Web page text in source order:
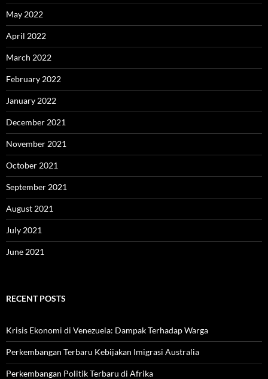
May 2022
April 2022
March 2022
February 2022
January 2022
December 2021
November 2021
October 2021
September 2021
August 2021
July 2021
June 2021
RECENT POSTS
Krisis Ekonomi di Venezuela: Dampak Terhadap Warga
Perkembangan Terbaru Kebijakan Imigrasi Australia
Perkembangan Politik Terbaru di Afrika